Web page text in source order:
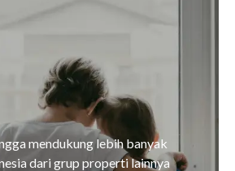
mendukung lebih banyak
dari grup properti lainnya